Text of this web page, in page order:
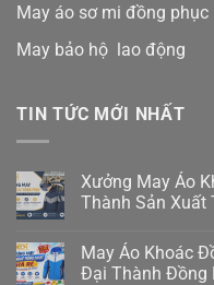
May áo sơ mi đồng phục
May bảo hộ lao động
TIN TỨC MỚI NHẤT
Xưởng May Áo
Thành Sản Xuất
May Áo Khoác
Đại Thành Đồng